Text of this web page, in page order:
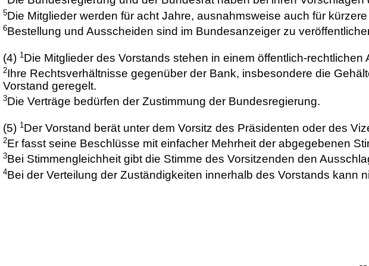
5Die Mitglieder werden für acht Jahre, ausnahmsweise auch für
6Bestellung und Ausscheiden sind im Bundesanzeiger zu
(4) 1Die Mitglieder des Vorstands stehen in einem öffentlich-rechtlichen
2Ihre Rechtsverhältnisse gegenüber der Bank, insbesondere die
Vorstand geregelt.
3Die Verträge bedürfen der Zustimmung der Bundesregierung.
(5) 1Der Vorstand berät unter dem Vorsitz des Präsidenten oder des
2Er fasst seine Beschlüsse mit einfacher Mehrheit der abgegebenen
3Bei Stimmengleichheit gibt die Stimme des Vorsitzenden den
4Bei der Verteilung der Zuständigkeiten innerhalb des Vorstands kann